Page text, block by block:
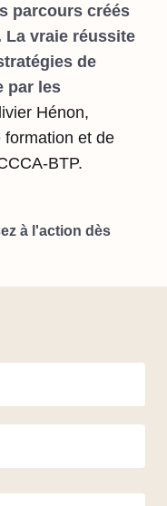
parcours créés
La vraie réussite
de
par les
Hénon,
formation et de
BTP.
à l'action dès